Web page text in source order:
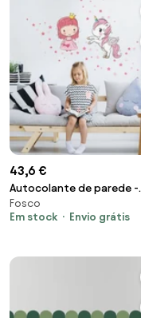
43,6 €
Autocolante de parede -
Pricesa e unicórnio
Fosco
Em stock
Envio grátis